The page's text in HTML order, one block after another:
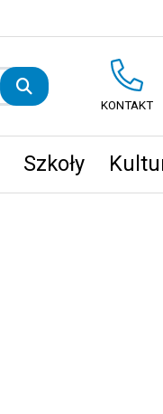
KONTAKT
Szkoły